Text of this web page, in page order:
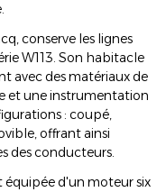
conserve les lignes
W113. Son habitacle
avec des matériaux de
et une instrumentation
: coupé,
offrant ainsi
des conducteurs.
équipée d'un moteur six